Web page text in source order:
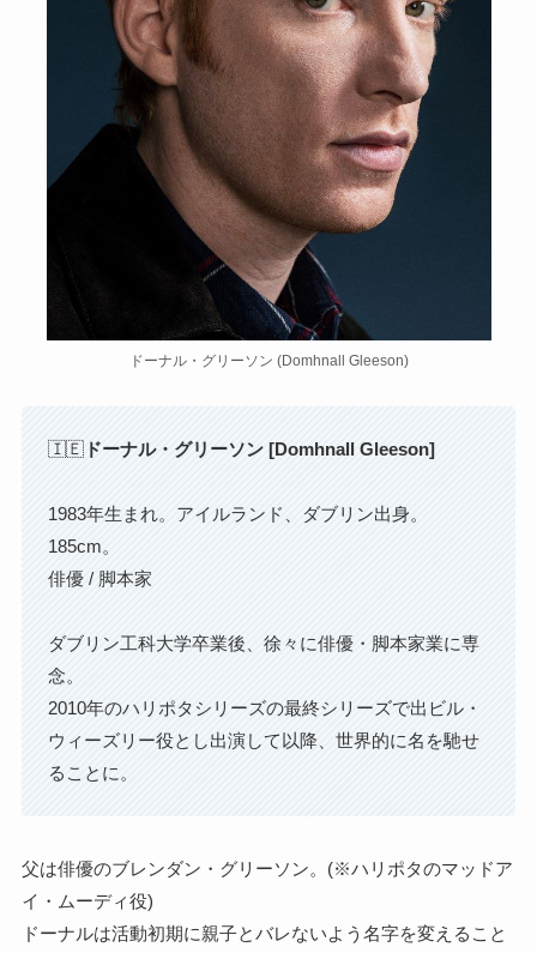
ドーナル・グリーソン (Domhnall Gleeson)
🇮🇪 ドーナル・グリーソン [Domhnall Gleeson]
1983年生まれ。アイルランド、ダブリン出身。
185cm。
俳優 / 脚本家
ダブリン工科大学卒業後、徐々に俳優・脚本家業に専
念。
2010年のハリポタシリーズの最終シリーズで出ビル・
ウィーズリー役とし出演して以降、世界的に名を馳せ
ることに。
父は俳優のブレンダン・グリーソン。(※ハリポタのマッドア
イ・ムーディ役)
ドーナルは活動初期に親子とバレないよう名字を変えること